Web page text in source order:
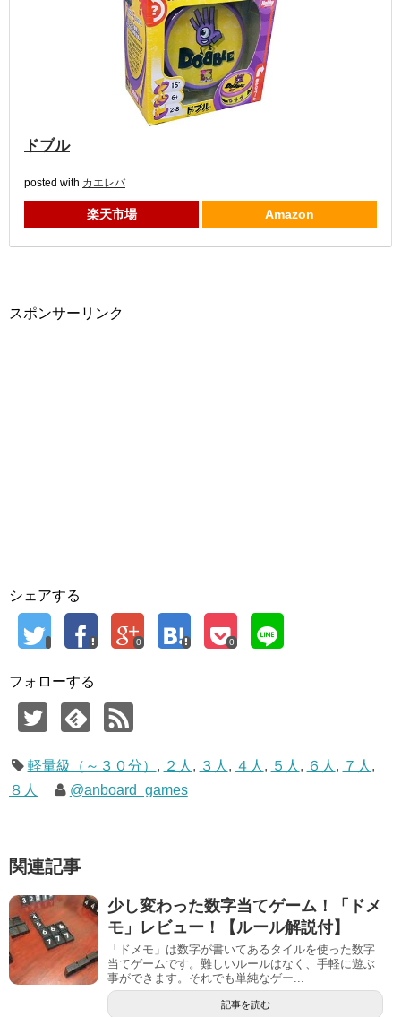
ドブル
posted with カエレバ
楽天市場 Amazon
スポンサーリンク
シェアする
0 0
フォローする
軽量級（～３０分） , ２人 , ３人 , ４人 , ５人 , ６人 , ７人 ,
８人
@anboard_games
関連記事
少し変わった数字当てゲーム！「ドメ
モ」レビュー！【ルール解説付】
「ドメモ」は数字が書いてあるタイルを使った数字
当てゲームです。難しいルールはなく、手軽に遊ぶ
事ができます。それでも単純なゲー...
記事を読む